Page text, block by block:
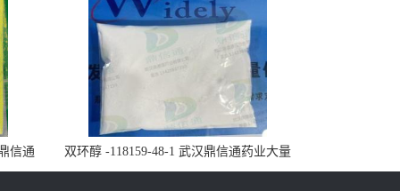
信通
双环醇 -118159-48-1 武汉鼎信通药业大量
现货供应